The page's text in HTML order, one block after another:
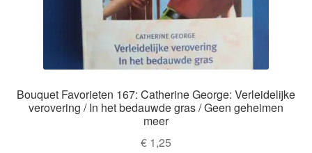
Bouquet Favorieten 167: Catherine George: Verleidelijke
verovering / In het bedauwde gras / Geen geheimen
meer
€ 1,25